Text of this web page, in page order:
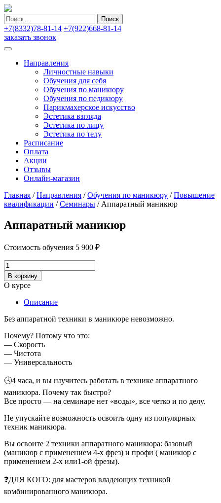
Найти:
+7(8332)78-81-14 +7(922)668-81-14
заказать звонок
Направления
Личностные навыки
Обучения для себя
Обучения по маникюру
Обучения по педикюру
Парикмахерское искусство
Эстетика взгляда
Эстетика по лицу
Эстетика по телу
Расписание
Оплата
Акции
Отзывы
Онлайн-магазин
Главная /Направления /Обучения по маникюру /Повышение
квалификации /Семинары / Аппаратный маникюр
Аппаратный маникюр
Стоимость обучения 5 900 ₽
Количество
товара
Аппаратный
маникюр
В корзину
О курсе
Описание
Без аппаратной техники в маникюре невозможно.
Почему? Потому что это:
— Скорость
— Чистота
— Универсальность
🕓4 часа, и вы научитесь работать в технике аппаратного
маникюра. Почему так быстро?
Все просто — на семинаре нет «воды», все четко и по делу.
Не упускайте возможность освоить одну из популярных
техник маникюра.
Вы освоите 2 техники аппаратного маникюра: базовый
(маникюр с применением 4-х фрез) и профи ( маникюр с
применением 2-х или1-ой фрезы).
❓ДЛЯ КОГО: для мастеров владеющих техникой
комбинированного маникюра.